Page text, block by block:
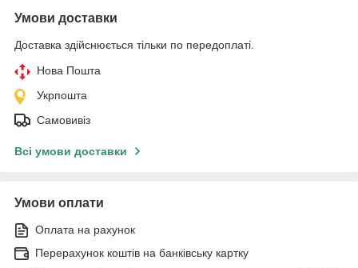
Умови доставки
Доставка здійснюється тільки по передоплаті.
Нова Пошта
Укрпошта
Самовивіз
Всі умови доставки
Умови оплати
Оплата на рахунок
Перерахунок коштів на банківську картку